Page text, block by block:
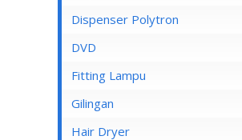
Dispenser Cosmos
Dispenser Miyako
Dispenser Sanken
Dispenser Polytron
DVD
Fitting Lampu
Gilingan
Hair Dryer